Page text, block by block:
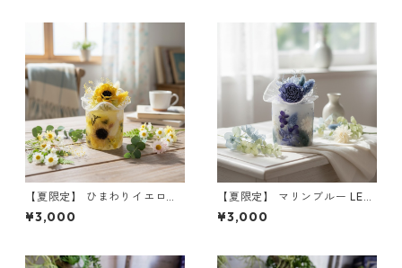
【夏限定】 ひまわりイエロー
LEDティーライト専用ボタニカ
ルキャンドルホルダー
¥3,000
【夏限定】 マリンブルー LED
ティーライト専用ボタニカル
キャンドルホルダー
¥3,000